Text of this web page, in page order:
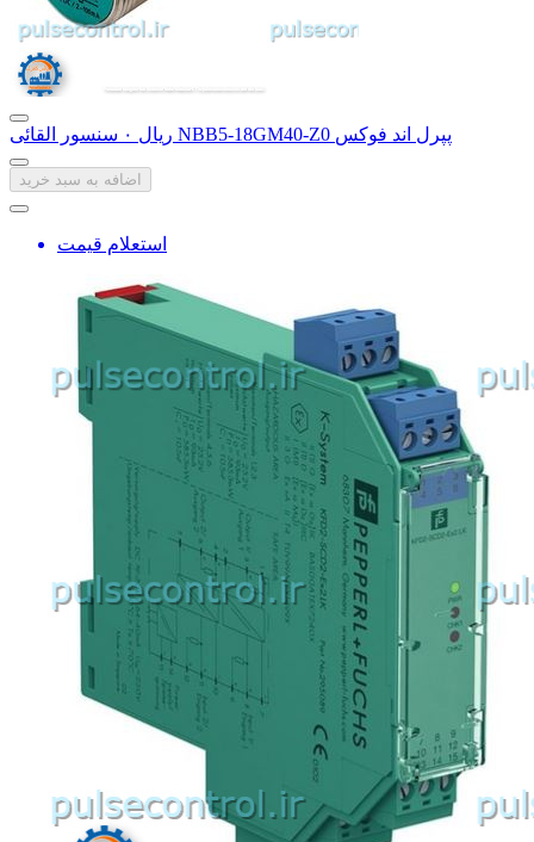
‎ریال ۰ سنسور القائی NBB5-18GM40-Z0 پپرل اند فوکس
اضافه به سبد خرید
استعلام قیمت